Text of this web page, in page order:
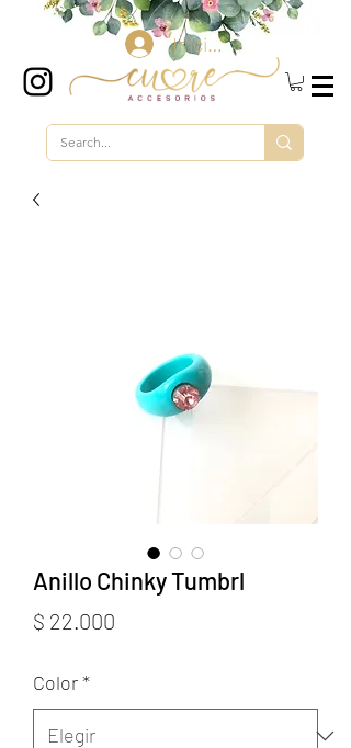
Iniciar sesión
Anillo Chinky Tumbrl
$ 22.000
Color*